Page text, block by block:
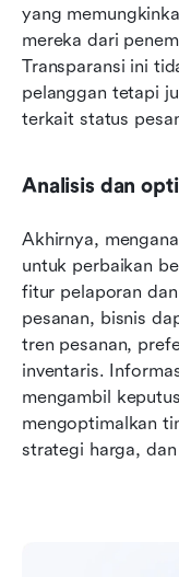
yang
mereka dari
Transparansi ini
pelanggan tetapi
terkait status
Analisis dan
Akhirnya,
untuk perbaikan
fitur pelaporan
pesanan, bisnis
tren pesanan,
inventaris.
mengambil
mengoptimalkan
strategi harga,